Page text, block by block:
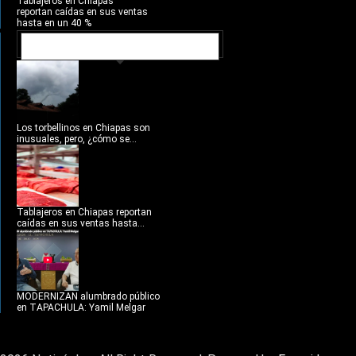
reportan caídas en sus ventas
hasta en un 40 %
Los torbellinos en Chiapas son
inusuales, pero, ¿cómo se...
Tablajeros en Chiapas reportan
caídas en sus ventas hasta...
MODERNIZAN alumbrado público
en TAPACHULA: Yamil Melgar